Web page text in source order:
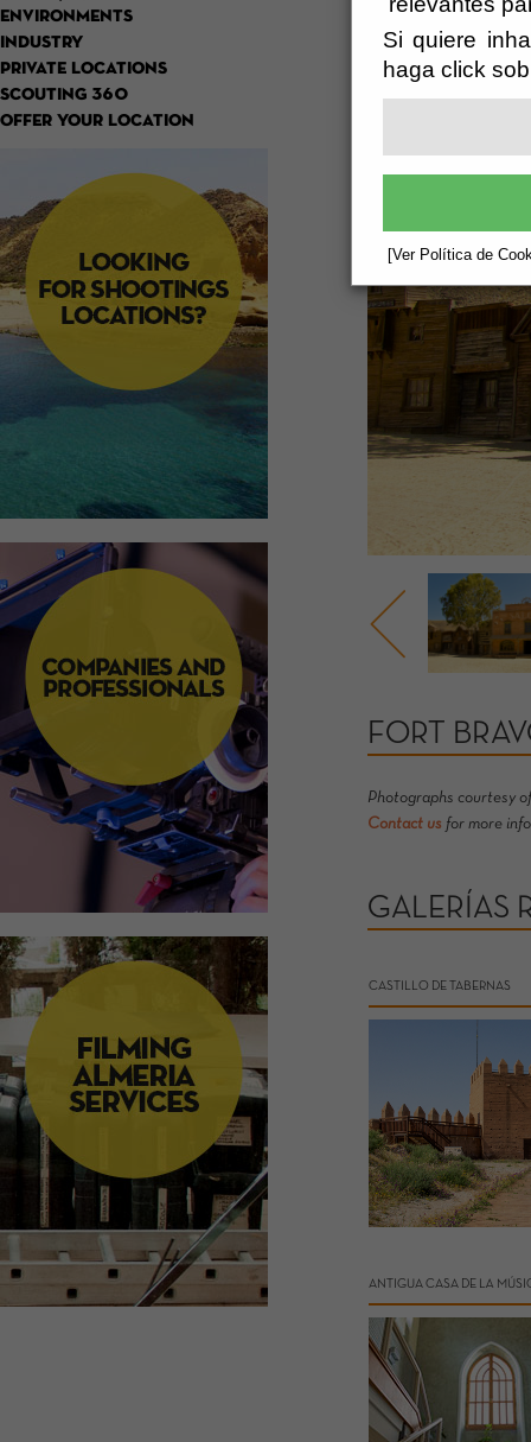
Si quiere
haga click
[Ver Política de
ENVIRONMENTS
INDUSTRY
PRIVATE LOCATIONS
SCOUTING 360
OFFER YOUR LOCATION
FORT
Photographs courtesy
Contact us for more
GALERÍAS
CASTILLO DE TABERNAS
ANTIGUA CASA DE LA